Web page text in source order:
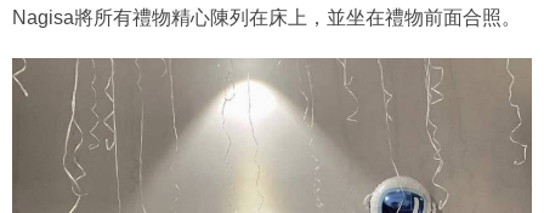
Nagisa將所有禮物精心陳列在床上，並坐在禮物前面合照。